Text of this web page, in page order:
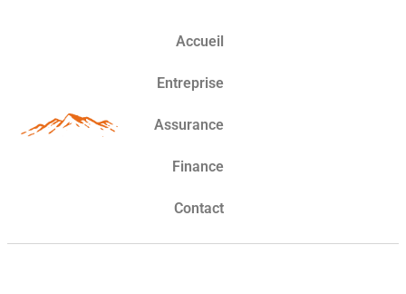
Accueil
Entreprise
Assurance
Finance
Contact